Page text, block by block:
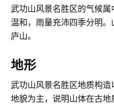
武功山风景名胜区的气候
温和，雨量充沛四季分明
庐山。
地形
武功山风景名胜区地质构
地貌为主，说明山体在古